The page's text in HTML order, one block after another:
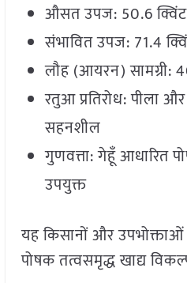
औसत उपज: 50.6
संभावित उपज: 71.4
लौह (आयरन) सामग्री:
रतुआ प्रतिरोध: पीला
सहनशील
गुणवत्ता: गेहूँ आधारित
उपयुक्त
यह किसानों और
पोषक तत्वसमृद्ध खाद्य